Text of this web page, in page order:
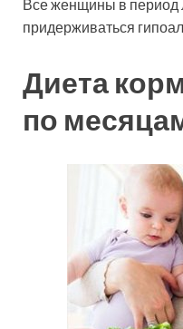
Все женщины в период
придерживаться
Диета
по